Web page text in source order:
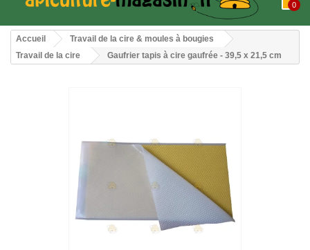
0
Accueil
Travail de la cire & moules à bougies
Travail de la cire
Gaufrier tapis à cire gaufrée - 39,5 x 21,5 cm